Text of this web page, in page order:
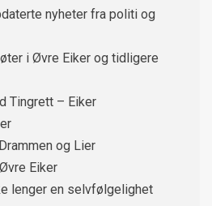
nyheter fra politi og
i Øvre Eiker og tidligere
Tingrett – Eiker
og Lier
Eiker
lenger en selvfølgelighet